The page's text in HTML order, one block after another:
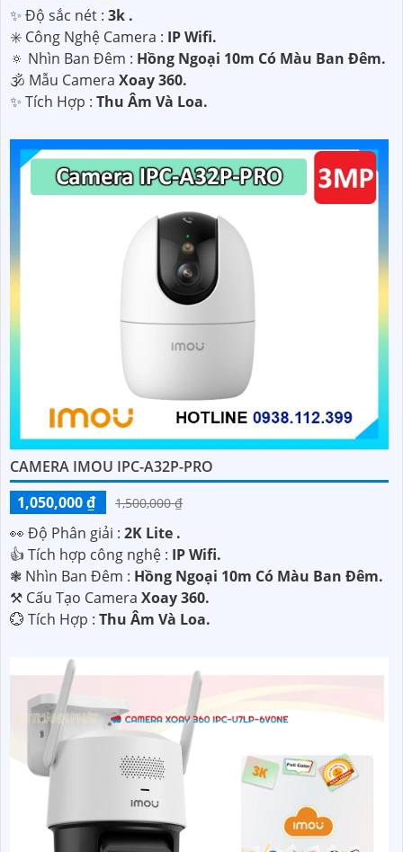
✨ Độ sắc nét : 3k .
✳️ Công Nghệ Camera : IP Wifi.
🔅 Nhìn Ban Đêm : Hồng Ngoại 10m Có Màu Ban Ðêm.
🕉️ Mẫu Camera Xoay 360.
️✨ Tích Hợp : Thu Âm Và Loa.
CAMERA IMOU IPC-A32P-PRO
1,050,000 ₫
1,500,000 ₫
️👀 Độ Phân giải : 2K Lite .
👍 Tích hợp công nghệ : IP Wifi.
❃ Nhìn Ban Đêm : Hồng Ngoại 10m Có Màu Ban Ðêm.
⚒ Cấu Tạo Camera Xoay 360.
️💮 Tích Hợp : Thu Âm Và Loa.